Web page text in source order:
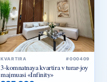
KVARTIRA #000409
3-komnatnaya kvartira v turar-joy
majmuasi «Infinity»